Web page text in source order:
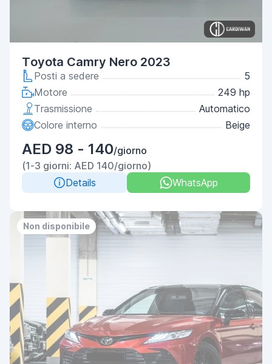
Toyota Camry Nero 2023
Posti a sedere
5
Motore
249 hp
Trasmissione
Automatico
Colore interno
Beige
AED 98 - 140/giorno
(1-3 giorni: AED 140/giorno)
Details
WhatsApp
Non disponibile